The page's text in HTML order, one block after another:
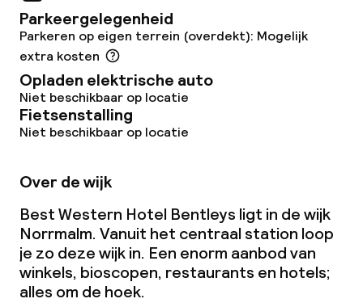
Parkeergelegenheid
Parkeren op eigen terrein (overdekt): Mogelijk
extra kosten
Opladen elektrische auto
Niet beschikbaar op locatie
Fietsenstalling
Niet beschikbaar op locatie
Over de wijk
Best Western Hotel Bentleys ligt in de wijk
Norrmalm. Vanuit het centraal station loop
je zo deze wijk in. Een enorm aanbod van
winkels, bioscopen, restaurants en hotels;
alles om de hoek.